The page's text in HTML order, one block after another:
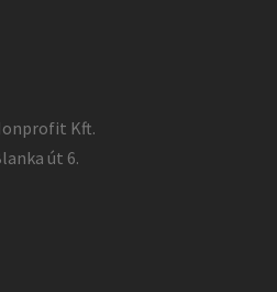
Kft.
út 6.